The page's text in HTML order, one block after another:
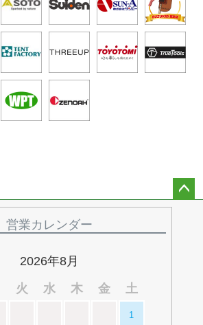
営業カレンダー
2026年8月
火 水 木 金 土
1